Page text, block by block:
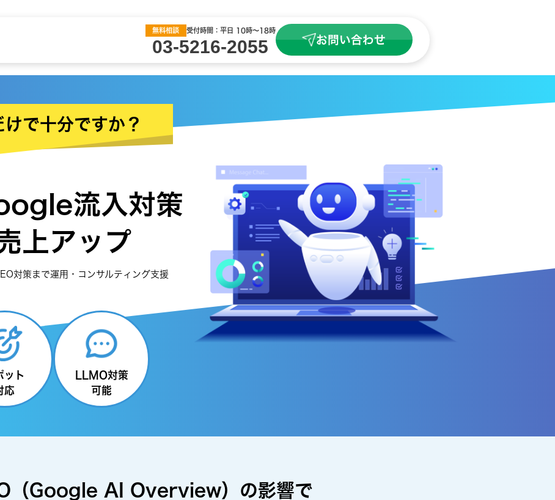
無料相談 受付時間：平日 10時〜18時
03-5216-2055 お問い合わせ
で十分ですか？
流入対策
上アップ
対策まで運用・コンサルティング支援
ット
応
LLMO対策
可能
（Google AI Overview） の影響で